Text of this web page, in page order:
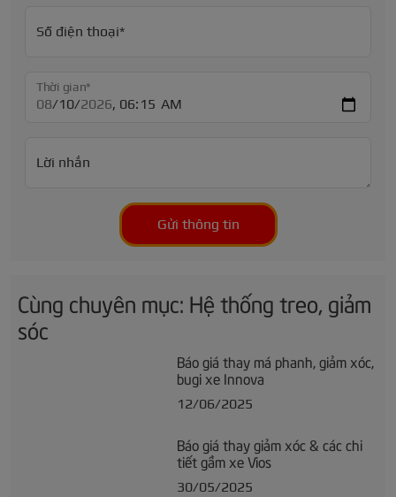
Số điện thoại*
Thời gian*
Lời nhắn
Gửi thông tin
Cùng chuyên mục: Hệ thống treo, giảm
sóc
Báo giá thay má phanh, giảm xóc,
bugi xe Innova
12/06/2025
Báo giá thay giảm xóc & các chi
tiết gầm xe Vios
30/05/2025